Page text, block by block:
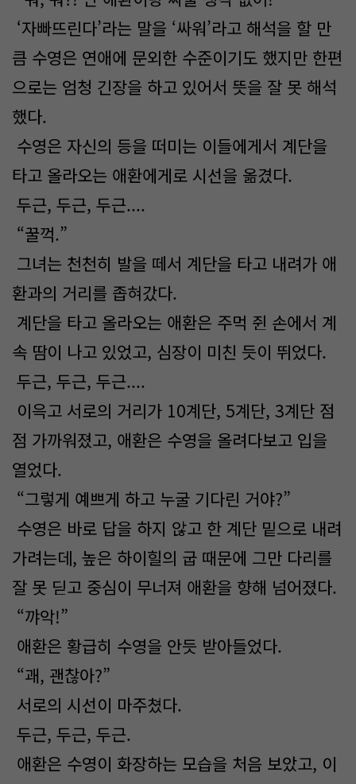
‘자빠뜨린다’라는 말을 ‘싸워’라고 해석을 할 만
큼 수영은 연애에 문외한 수준이기도 했지만 한편
으로는 엄청 긴장을 하고 있어서 뜻을 잘 못 해석
했다.
수영은 자신의 등을 떠미는 이들에게서 계단을
타고 올라오는 애환에게로 시선을 옮겼다.
두근, 두근, 두근....
“꿀꺽.”
그녀는 천천히 발을 떼서 계단을 타고 내려가 애
환과의 거리를 좁혀갔다.
계단을 타고 올라오는 애환은 주먹 쥔 손에서 계
속 땀이 나고 있었고, 심장이 미친 듯이 뛰었다.
두근, 두근, 두근....
이윽고 서로의 거리가 10계단, 5계단, 3계단 점
점 가까워졌고, 애환은 수영을 올려다보고 입을
열었다.
“그렇게 예쁘게 하고 누굴 기다린 거야?”
수영은 바로 답을 하지 않고 한 계단 밑으로 내려
가려는데, 높은 하이힐의 굽 때문에 그만 다리를
잘 못 딛고 중심이 무너져 애환을 향해 넘어졌다.
“꺄악!”
애환은 황급히 수영을 안듯 받아들었다.
“괘, 괜찮아?”
서로의 시선이 마주쳤다.
두근, 두근, 두근.
애환은 수영이 화장하는 모습을 처음 보았고, 이